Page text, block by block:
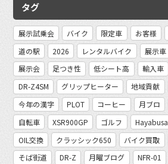
タグ
展示試乗会 バイク 限定車 お客様
道の駅
2026 レンタルバイク 展示車
展示会
足つき性 低シート高 輸入車
DR-Z4SM
グリップヒーター 地域貢献
今年の漢字
PLOT コーヒー 月ブロ
自転車
XSR900GP ゴルフ Hayabusa
OIL交換
クラッシック650 バイク買取
そば街道
DR-Z 月曜ブログ NFR-01